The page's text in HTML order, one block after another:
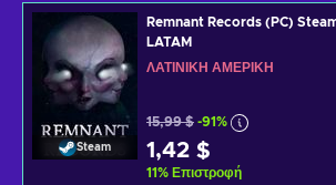
Steam
Remnant Records (PC)
LATAM
ΛΑΤΙΝΙΚΉ ΑΜΕΡΙΚΉ
15,99 $ -91%
1,42 $
11% Επιστροφή